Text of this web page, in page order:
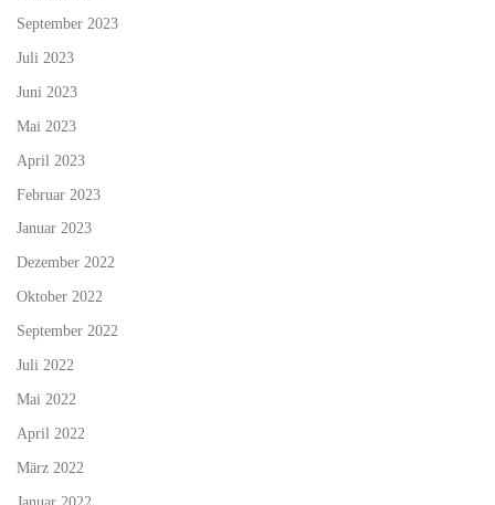
September 2023
Juli 2023
Juni 2023
Mai 2023
April 2023
Februar 2023
Januar 2023
Dezember 2022
Oktober 2022
September 2022
Juli 2022
Mai 2022
April 2022
März 2022
Januar 2022